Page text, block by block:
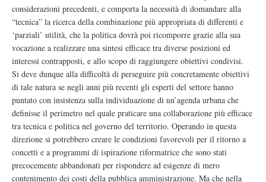
considerazioni precedenti, e comporta la necessità di domandare alla
“tecnica” la ricerca della combinazione più appropriata di differenti e
‘parziali’ utilità, che la politica dovrà poi ricomporre grazie alla sua
vocazione a realizzare una sintesi efficace tra diverse posizioni ed
interessi contrapposti, e allo scopo di raggiungere obiettivi condivisi.
Si deve dunque alla difficoltà di perseguire più concretamente obiettivi
di tale natura se negli anni più recenti gli esperti del settore hanno
puntato con insistenza sulla individuazione di un’agenda urbana che
definisse il perimetro nel quale praticare una collaborazione più efficace
tra tecnica e politica nel governo del territorio. Operando in questa
direzione si potrebbero creare le condizioni favorevoli per il ritorno a
concetti e a programmi di ispirazione riformatrice che sono stati
precocemente abbandonati per rispondere ad esigenze di mero
contenimento dei costi della pubblica amministrazione. Ma che nella